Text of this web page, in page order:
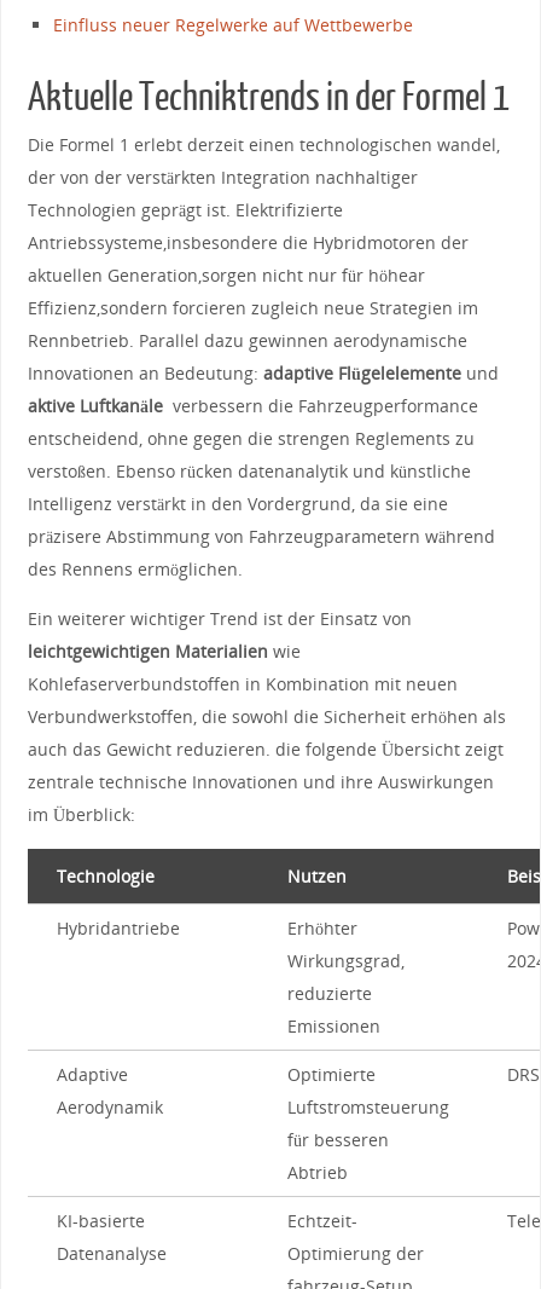
Einfluss ​neuer Regelwerke auf Wettbewerbe
Aktuelle‍ Techniktrends in ⁢der Formel 1
Die Formel ​1 erlebt derzeit ⁢einen technologischen wandel,
der von der verstärkten Integration nachhaltiger
Technologien geprägt ist. Elektrifizierte
Antriebssysteme,insbesondere die‌ Hybridmotoren ⁣der
aktuellen Generation,sorgen nicht nur⁣ für höhear
Effizienz,sondern forcieren‍ zugleich neue Strategien im
⁣Rennbetrieb. Parallel dazu gewinnen aerodynamische
Innovationen‍ an Bedeutung: adaptive Flügelelementeund ⁤
aktive Luftkanäle​ verbessern die‍ Fahrzeugperformance
⁢entscheidend, ohne‌ gegen die strengen ⁢Reglements zu
verstoßen. Ebenso rücken datenanalytik und‌ künstliche⁢
Intelligenz verstärkt in den‌ Vordergrund, da sie eine
präzisere‌ Abstimmung von Fahrzeugparametern ‌während
des Rennens​ ermöglichen.
Ein ⁤weiterer wichtiger Trend ist der Einsatz von
leichtgewichtigen Materialien ‌wie⁢
Kohlefaserverbundstoffen in Kombination mit ⁤neuen
Verbundwerkstoffen, die sowohl die Sicherheit‌ erhöhen als
⁢auch das ‌Gewicht reduzieren. die folgende⁣ Übersicht zeigt
zentrale technische Innovationen ​und ihre Auswirkungen
im Überblick:
Technologie Nutzen
Hybridantriebe
Erhöhter
Wirkungsgrad,
reduzierte
Emissionen
Adaptive
Aerodynamik
Optimierte
Luftstromsteuerung
für ⁢besseren
Abtrieb
KI-basierte
Datenanalyse
Echtzeit-
Optimierung der‍